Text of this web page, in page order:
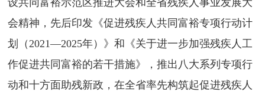
设共同富裕示范区推进大会和全省残疾人事业发展大
会精神，先后印发《促进残疾人共同富裕专项行动计
划（2021—2025年）》和《关于进一步加强残疾人工
作促进共同富裕的若干措施》，推出八大系列专项行
动和十方面助残新政，在全省率先构筑起促进残疾人